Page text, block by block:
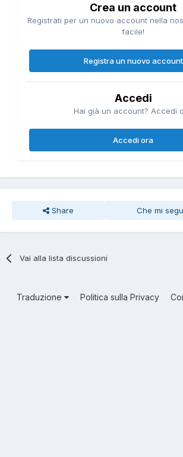
Crea un account
Registrati per un nuovo account nella
facile!
Registra un nuovo account
Accedi
Hai già un account? Accedi
Accedi ora
Share Che mi
Vai alla lista discussioni
Traduzione Politica sulla Privacy